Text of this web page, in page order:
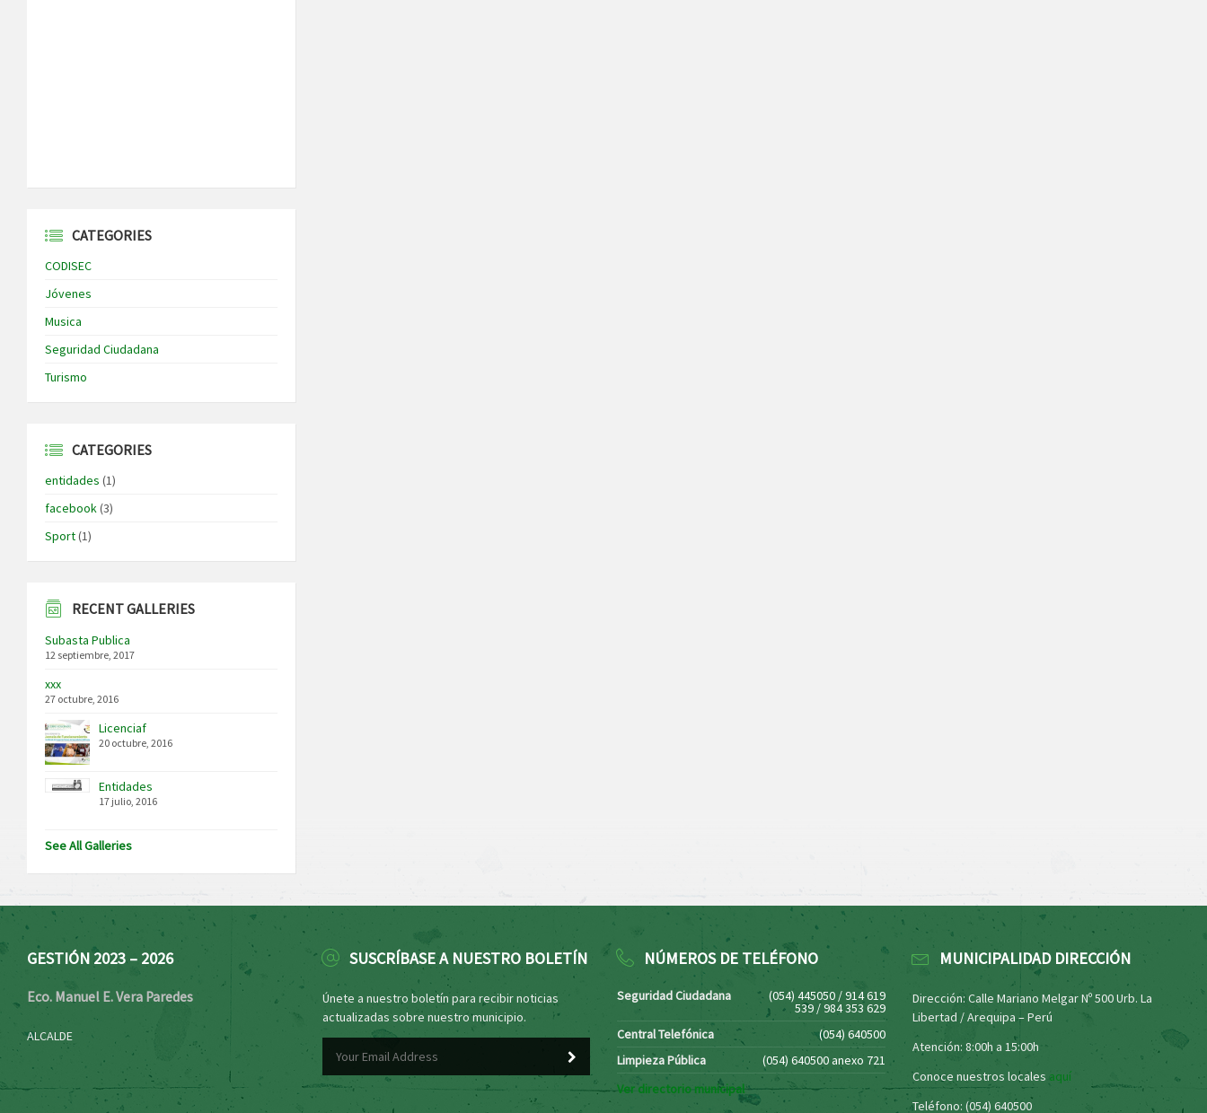
CATEGORIES
CODISEC
Jóvenes
Musica
Seguridad Ciudadana
Turismo
CATEGORIES
entidades (1)
facebook(3)
Sport(1)
RECENT GALLERIES
Subasta Publica
12 septiembre, 2017
xxx
27 octubre, 2016
Licenciaf
20 octubre, 2016
Entidades
17 julio, 2016
See All Galleries
GESTIÓN 2023 – 2026
Eco. Manuel E. Vera Paredes
ALCALDE
SUSCRÍBASE A NUESTRO BOLETÍN
Únete a nuestro boletín para recibir noticias
actualizadas sobre nuestro municipio.
NÚMEROS DE TELÉFONO
Seguridad Ciudadana (054) 445050 / 914 619
539 / 984 353 629
Central Telefónica
(054) 640500
Limpieza Pública
(054) 640500 anexo 721
Ver directorio municipal
MUNICIPALIDAD DIRECCIÓN
Dirección: Calle Mariano Melgar Nº 500 Urb. La
Libertad / Arequipa – Perú
Atención: 8:00h a 15:00h
Conoce nuestros locales aquí
Teléfono: (054) 640500